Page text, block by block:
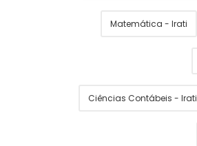
Matemática - Irati
Ciências Contábeis - Irati